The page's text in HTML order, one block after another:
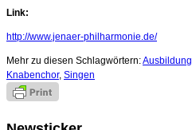
Link:
http://www.jenaer-philharmonie.de/
Mehr zu diesen Schlagwörtern:Ausbildung
Knabenchor, Singen